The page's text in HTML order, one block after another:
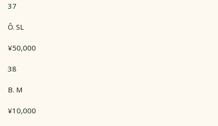
37
Ô. SL
¥50,000
38
B. M
¥10,000